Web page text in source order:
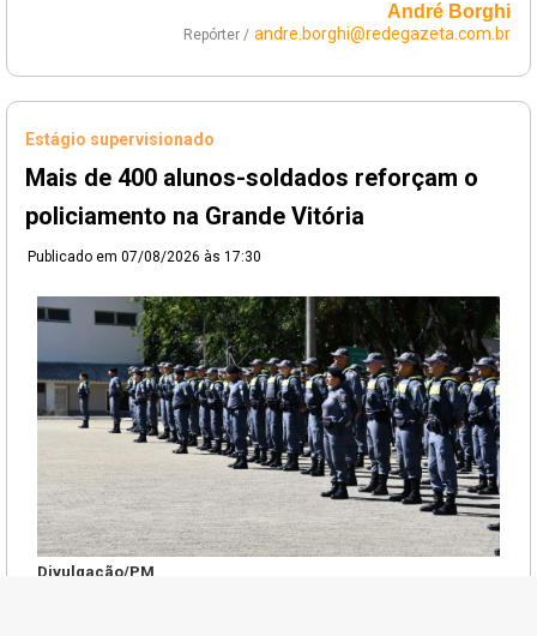
André Borghi
Repórter / andre.borghi@redegazeta.com.br
Estágio supervisionado
Mais de 400 alunos-soldados reforçam o
policiamento na Grande Vitória
Publicado em 07/08/2026 às 17:30
Divulgação/PM